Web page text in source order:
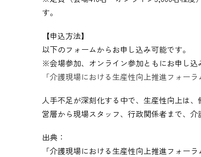
す。
【申込方法】
以下のフォームからお申し込み可能です。
※会場参加、オンライン参加ともにお申し込
「介護現場における生産性向上推進フォー
人手不足が深刻化する中で、生産性向上は
営層から現場スタッフ、行政関係者まで、
出典：
「介護現場における生産性向上推進フォー